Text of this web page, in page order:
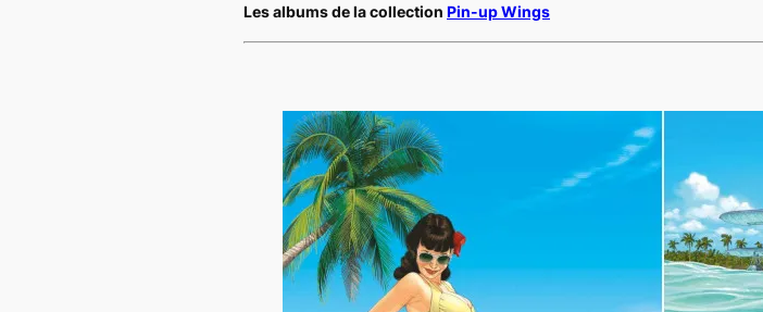
Les albums de la collection Pin-up Wings